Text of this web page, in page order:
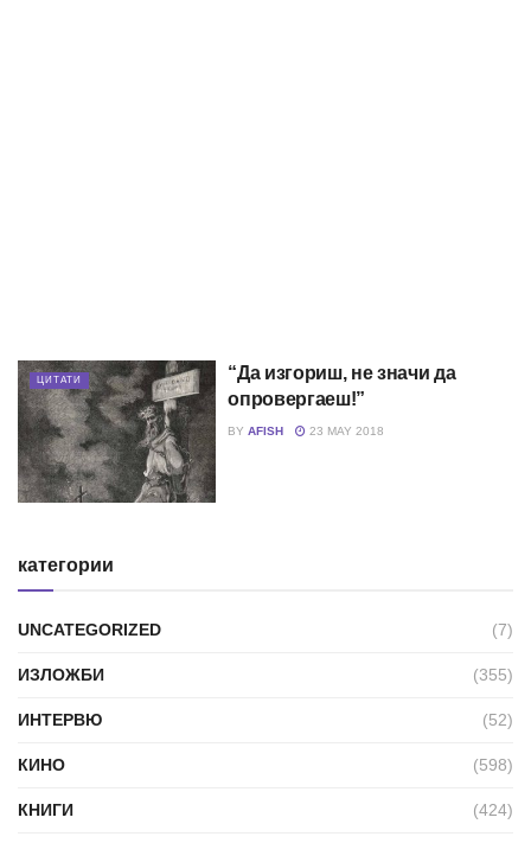
ЦИТАТИ
“Да изгориш, не значи да
опровергаеш!”
BY AFISH 23 MAY 2018
категории
UNCATEGORIZED (7)
ИЗЛОЖБИ (355)
ИНТЕРВЮ (52)
КИНО (598)
КНИГИ (424)